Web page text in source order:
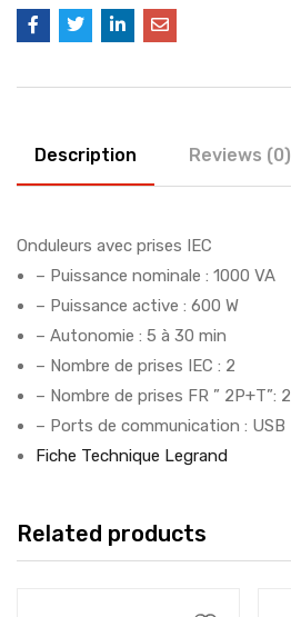
Description Reviews (0)
Onduleurs avec prises IEC
– Puissance nominale : 1000 VA
– Puissance active : 600 W
– Autonomie : 5 à 30 min
– Nombre de prises IEC : 2
– Nombre de prises FR ” 2P+T”: 2
– Ports de communication : USB
Fiche Technique Legrand
Related products